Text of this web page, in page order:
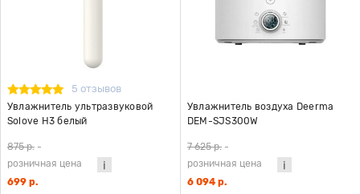
5 отзывов
Увлажнитель ультразвуковой
Solove H3 белый
875 р. -
розничная цена
699 р.
Увлажнитель воздуха Deerma
DEM-SJS300W
7 625 р. -
розничная цена
6 094 р.